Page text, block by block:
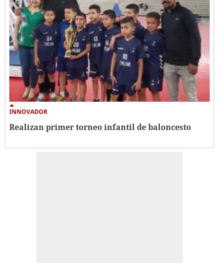
INNOVADOR
Realizan primer torneo infantil de baloncesto